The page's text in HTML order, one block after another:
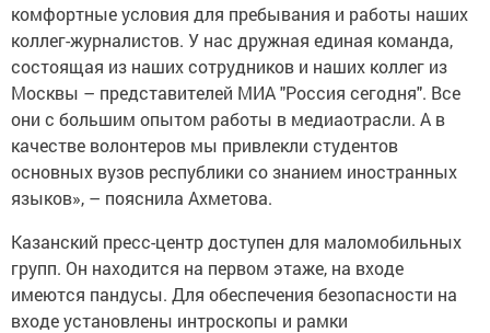
комфортные условия для пребывания и работы наших
коллег-журналистов. У нас дружная единая команда,
состоящая из наших сотрудников и наших коллег из
Москвы – представителей МИА "Россия сегодня". Все
они с большим опытом работы в медиаотрасли. А в
качестве волонтеров мы привлекли студентов
основных вузов республики со знанием иностранных
языков», – пояснила Ахметова.
Казанский пресс-центр доступен для маломобильных
групп. Он находится на первом этаже, на входе
имеются пандусы. Для обеспечения безопасности на
входе установлены интроскопы и рамки